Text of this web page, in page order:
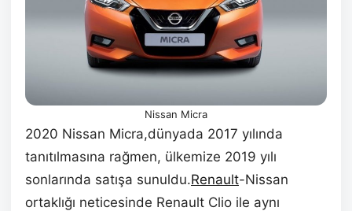
Nissan Micra
2020 Nissan Micra,dünyada 2017 yılında
tanıtılmasına rağmen, ülkemize 2019 yılı
sonlarında satışa sunuldu.Renault-Nissan
ortaklığı neticesinde Renault Clio ile aynı